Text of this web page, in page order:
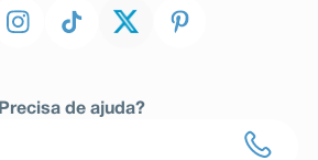
Precisa de ajuda?